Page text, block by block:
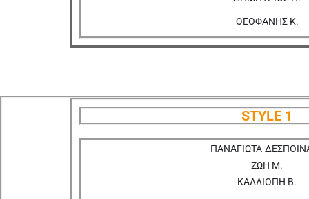
ΘΕΟΦΑΝΗΣ Κ.
STYLE 1
ΠΑΝΑΓΙΩΤΑ-
ΖΩΗ Μ.
ΚΑΛΛΙΟΠΗ Β.